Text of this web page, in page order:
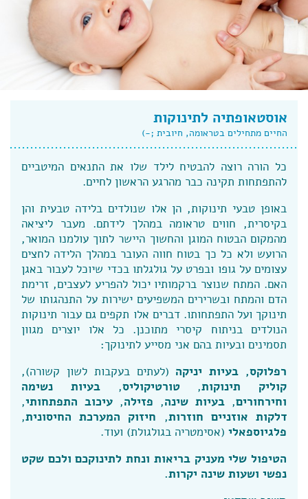
אוסטאופתיה לתינוקות
החיים מתחילים בטראומה, חיובית ;-)
כל הורה רוצה להבטיח לילד שלו את התנאים המיטביים
להתפתחות תקינה כבר מהרגע הראשון לחיים.
באופן טבעי תינוקות, הן אלו שנולדים בלידה טבעית והן
בקיסרית, חווים טראומה במהלך לידתם. מעבר ליציאה
מהמקום הבטוח המוגן והחשוך היישר לתוך עולמנו המואר,
הרועש ולא כל כך בטוח חווה העובר במהלך הלידה לחצים
עצומים על גופו ובפרט על גולגלתו בכדי שיוכל לעבור באגן
האם. המתח שנוצר ברקמותיו יכול להפריע לעצבים, זרימת
הדם והמתח ובשרירים המשפיעים ישירות על התנהגותו של
תינוקך ועל התפתחותו. דברים אלו תקפים גם עבור תינוקות
הנולדים בניתוח קיסרי מתוכנן. כל אלו יוצרים מגוון
תסמינים ובעיות בהם אני מסייע לתינוקך:
רפלוקס, בעיות יניקה (לעתים בעקבות לשון קשורה),
קוליק תינוקות,טורטיקוליס,בעיות נשימה
וחירחורים, בעיות שינה, פזילה, עיכוב התפתחותי,
דלקות אוזניים חוזרות, חיזוק המערכת החיסונית,
פלגיוספאלי (אסימטריה בגולגולת) ועוד.
הטיפול שלי מעניק בריאות ונחת לתינוקכם ולכם שקט
נפשי ושעות שינה יקרות.